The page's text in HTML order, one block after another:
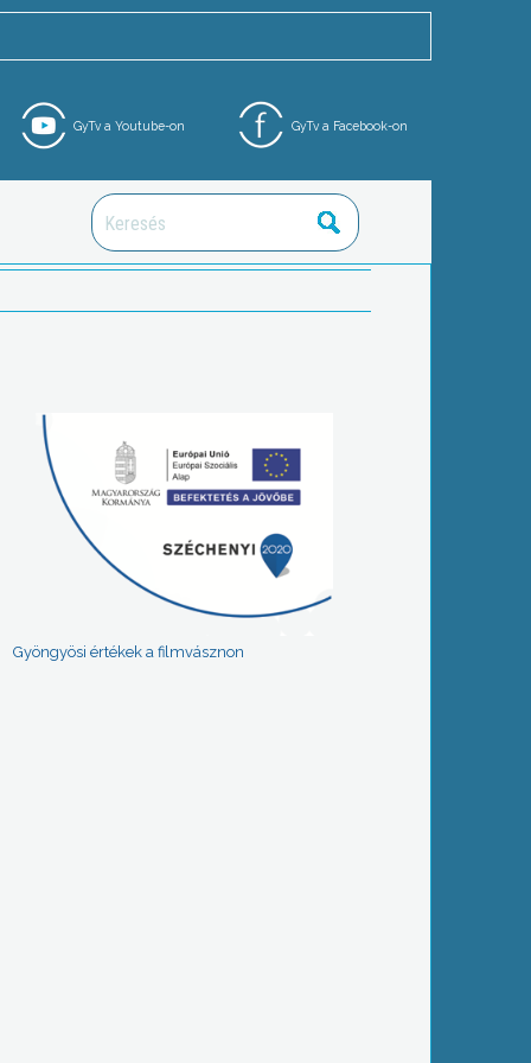
GyTv a Facebook-on
GyTv a Youtube-on
Gyöngyösi értékek a filmvásznon